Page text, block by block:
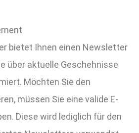
bietet Ihnen einen Newsletter
über aktuelle Geschehnisse
Möchten Sie den
müssen Sie eine valide E-
Diese wird lediglich für den